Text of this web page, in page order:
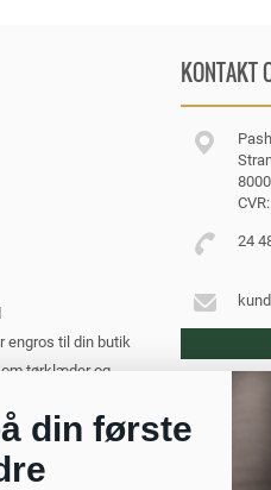
engros til din butik
tørklæder og
KONTAKT
24
din første